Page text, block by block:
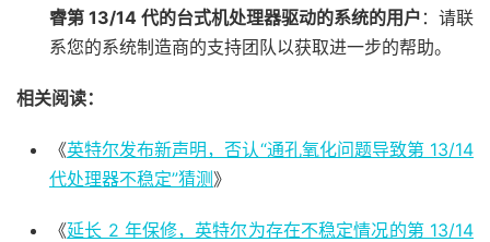
睿第 13/14 代的台式机处理器驱动的系统的用户 ：请联
系您的系统制造商的支持团队以获取进一步的帮助。
相关阅读：
《英特尔发布新声明，否认“通孔氧化问题导致第 13/14
代处理器不稳定”猜测》
《延长 2 年保修，英特尔为存在不稳定情况的第 13/14